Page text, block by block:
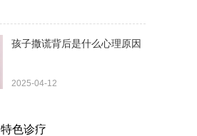
孩子撒谎背后是什么心理原因
2025-04-12
特色诊疗